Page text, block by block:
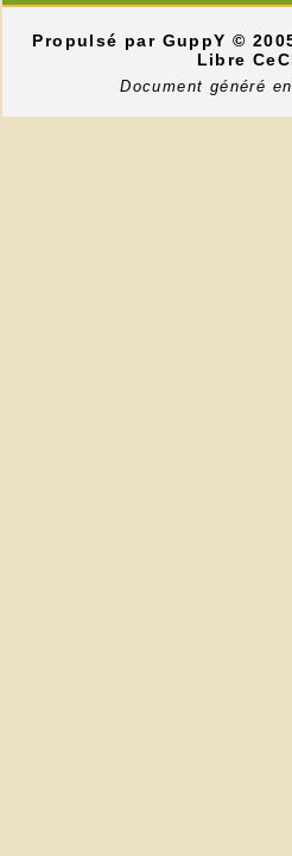
Propulsé par GuppY©
Libre
Document généré